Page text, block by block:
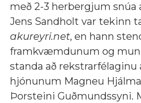
með 2-3 herbergjum snúa
Jens Sandholt var tekinn
akureyri.net, en hann
framkvæmdunum og
standa að rekstrarfélaginu
hjónunum Magneu
Þorsteini Guðmundssyni.